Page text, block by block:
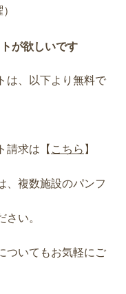
が欲しいです
は、以下より無料で
請求は【 こちら 】
複数施設のパンフ
い。
ついてもお気軽にご